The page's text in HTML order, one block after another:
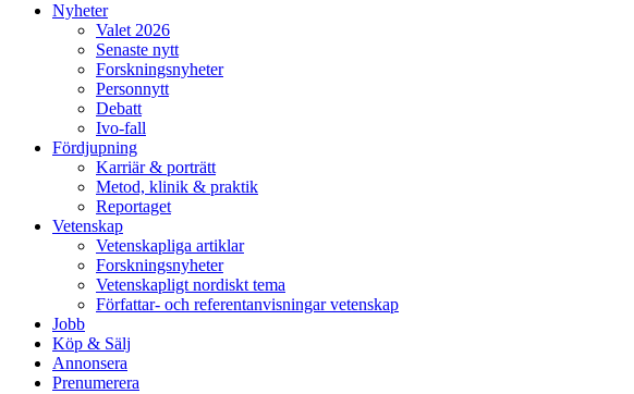
Nyheter
Valet 2026
Senaste nytt
Forskningsnyheter
Personnytt
Debatt
Ivo-fall
Fördjupning
Karriär & porträtt
Metod, klinik & praktik
Reportaget
Vetenskap
Vetenskapliga artiklar
Forskningsnyheter
Vetenskapligt nordiskt tema
Författar- och referentanvisningar vetenskap
Jobb
Köp & Sälj
Annonsera
Prenumerera